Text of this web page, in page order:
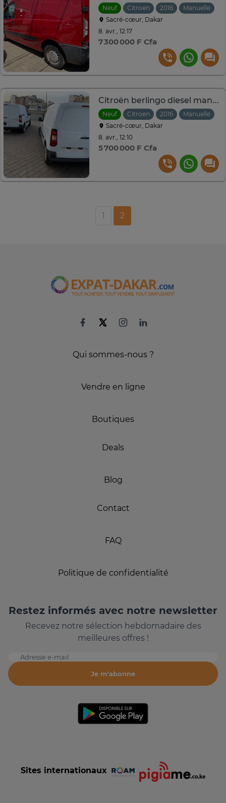
Neuf Citroen 2016
Manuelle
Sacré-cœur, Dakar
8. avr., 12:17
7 300 000 F Cfa
Citroën berlingo diesel manuel climatisé année 2016
Neuf Citroen 2016
Manuelle
Sacré-cœur, Dakar
8. avr., 12:10
5 700 000 F Cfa
1 2
Qui sommes-nous ?
Vendre en ligne
Boutiques
Deals
Blog
Contact
FAQ
Politique de confidentialité
Restez informés avec notre newsletter
Recevez notre sélection hebdomadaire des
meilleures offres !
Adresse e-mail
Je m'abonne
Sites internationaux